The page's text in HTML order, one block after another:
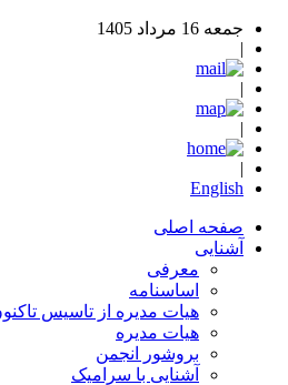
جمعه 16 مرداد 1405
English
صفحه اصلی
آشنایی
معرفی
اساسنامه
هیات مدیره از تاسیس تاکنون
هیات مدیره
بروشور انجمن
آشنایی با سرامیک